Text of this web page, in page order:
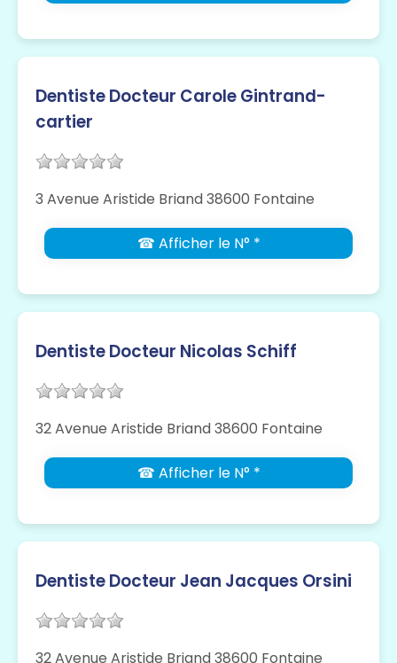
Dentiste Docteur Carole Gintrand-
cartier
3 Avenue Aristide Briand 38600 Fontaine
☎ Afficher le N° *
Dentiste Docteur Nicolas Schiff
32 Avenue Aristide Briand 38600 Fontaine
☎ Afficher le N° *
Dentiste Docteur Jean Jacques Orsini
32 Avenue Aristide Briand 38600 Fontaine